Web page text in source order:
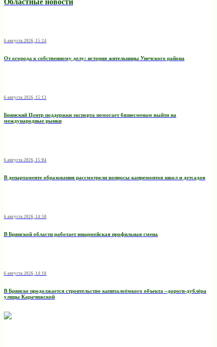
Областные новости
6 августа 2026, 15:24
От огорода к собственному делу: история жительницы Унечского района
6 августа 2026, 15:13
Брянский Центр поддержки экспорта помогает бизнесменам выйти на
международные рынки
6 августа 2026, 15:04
В департаменте образования рассмотрели вопросы капремонтов школ и детсадов
6 августа 2026, 14:50
В Брянской области работает юнармейская профильная смена
6 августа 2026, 14:18
В Брянске продолжается строительство капиталоёмкого объекта –дороги-дублёра
улицы Карачижской